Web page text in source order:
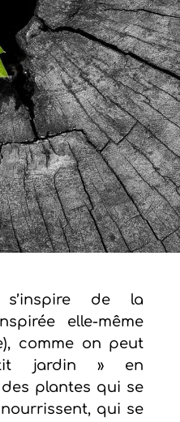
s’inspire de la
elle-même
comme on peut
jardin » en
plantes qui se
qui se